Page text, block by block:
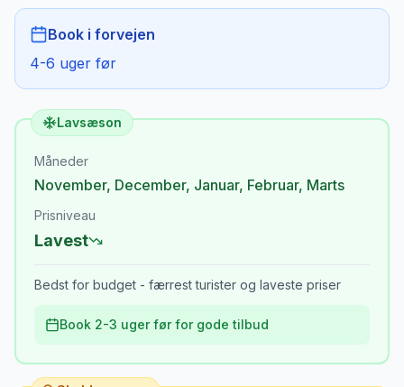
Book i forvejen
4-6 uger før
Lavsæson
Måneder
November, December, Januar, Februar, Marts
Prisniveau
Lavest
Bedst for budget - færrest turister og laveste priser
Book 2-3 uger før for gode tilbud